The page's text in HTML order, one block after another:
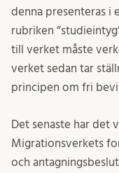
denna presenteras i
rubriken
till verket måste
verket sedan tar
principen om fri
Det senaste har det
Migrationsverkets
och